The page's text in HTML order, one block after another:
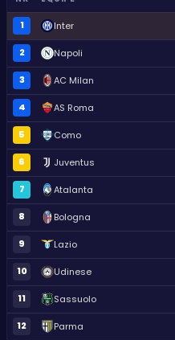
1 Inter
2 Napoli
3 AC Milan
4 AS Roma
5 Como
6 Juventus
7 Atalanta
8 Bologna
9 Lazio
10 Udinese
11 Sassuolo
12 Parma